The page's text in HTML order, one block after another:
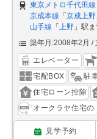
東京メトロ千代田線
京成本線 「 京成上野
山手線 「 上野 」駅
築年月:2008年2月
エレベーター
宅配BOX
駐
住宅ローン控除
オークラヤ住宅
見学予約